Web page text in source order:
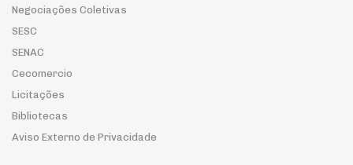
Negociações Coletivas
SESC
SENAC
Cecomercio
Licitações
Bibliotecas
Aviso Externo de Privacidade